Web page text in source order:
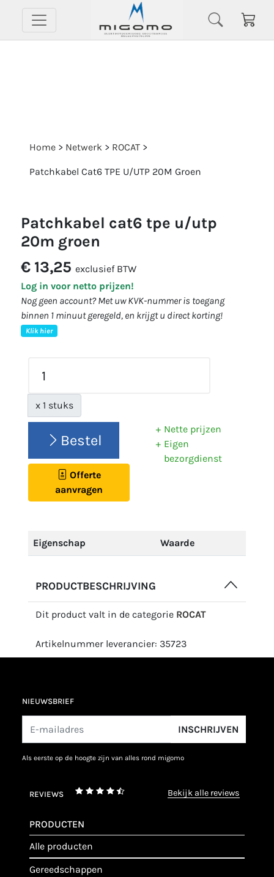
Home > Netwerk > ROCAT >
Patchkabel Cat6 TPE U/UTP 20M Groen
patchkabel cat6 tpe u/utp
20m groen
€ 13,25 exclusief BTW
Log in voor netto prijzen!
Nog geen account? Met uw KVK-nummer is toegang
binnen 1 minuut geregeld, en krijgt u direct korting!
Klik hier
x 1 stuks
Bestel
Offerte
aanvragen
Nette prijzen
Eigen
bezorgdienst
Eigenschap Waarde
PRODUCTBESCHRIJVING
Dit product valt in de categorie ROCAT
Artikelnummer leverancier: 35723
NIEUWSBRIEF
INSCHRIJVEN
als eerste op de hoogte zijn van alles rond migomo
REVIEWS bekijk alle reviews
PRODUCTEN
alle producten
gereedschappen